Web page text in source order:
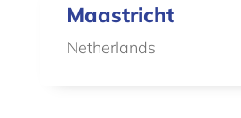
Maastricht
Netherlands